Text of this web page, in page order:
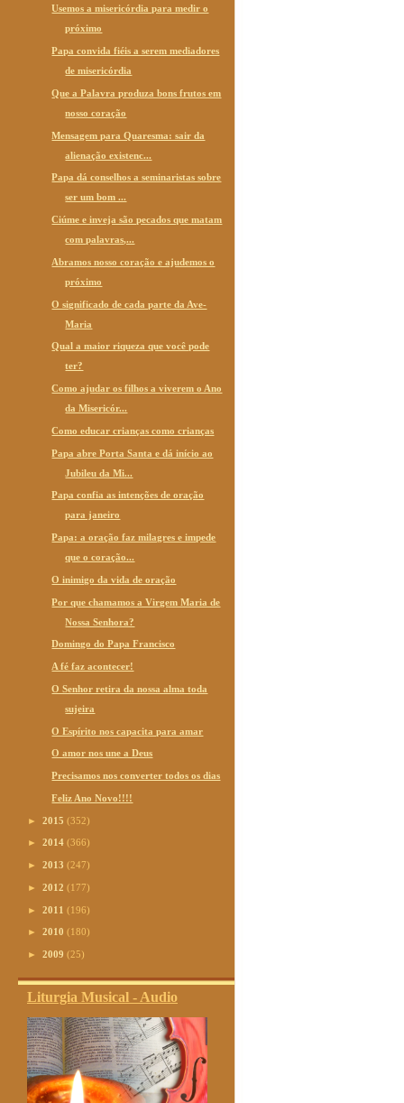
Usemos a misericórdia para medir o
próximo
Papa convida fiéis a serem mediadores
de misericórdia
Que a Palavra produza bons frutos em
nosso coração
Mensagem para Quaresma: sair da
alienação existenc...
Papa dá conselhos a seminaristas sobre
ser um bom ...
Ciúme e inveja são pecados que matam
com palavras,...
Abramos nosso coração e ajudemos o
próximo
O significado de cada parte da Ave-
Maria
Qual a maior riqueza que você pode
ter?
Como ajudar os filhos a viverem o Ano
da Misericór...
Como educar crianças como crianças
Papa abre Porta Santa e dá início ao
Jubileu da Mi...
Papa confia as intenções de oração
para janeiro
Papa: a oração faz milagres e impede
que o coração...
O inimigo da vida de oração
Por que chamamos a Virgem Maria de
Nossa Senhora?
Domingo do Papa Francisco
A fé faz acontecer!
O Senhor retira da nossa alma toda
sujeira
O Espírito nos capacita para amar
O amor nos une a Deus
Precisamos nos converter todos os dias
Feliz Ano Novo!!!!
► 2015 (352)
► 2014 (366)
► 2013 (247)
► 2012 (177)
► 2011 (196)
► 2010 (180)
► 2009 (25)
Liturgia Musical - Audio